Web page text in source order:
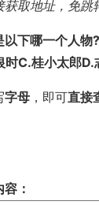
获取地址，免跳
以下哪一个人物?
C.桂小太郎D.
字母 ，即可直接
：